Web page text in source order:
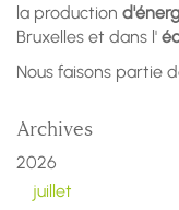
la production
Bruxelles et dans l'
Nous faisons partie
Archives
2026
juillet